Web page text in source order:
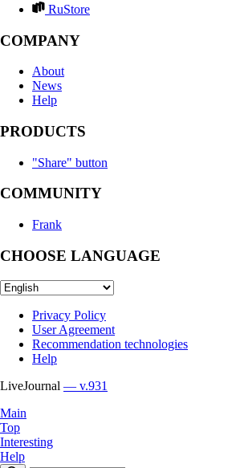
RuStore
COMPANY
About
News
Help
PRODUCTS
"Share" button
COMMUNITY
Frank
CHOOSE LANGUAGE
Privacy Policy
User Agreement
Recommendation technologies
Help
LiveJournal — v.931
Main
Top
Interesting
Help